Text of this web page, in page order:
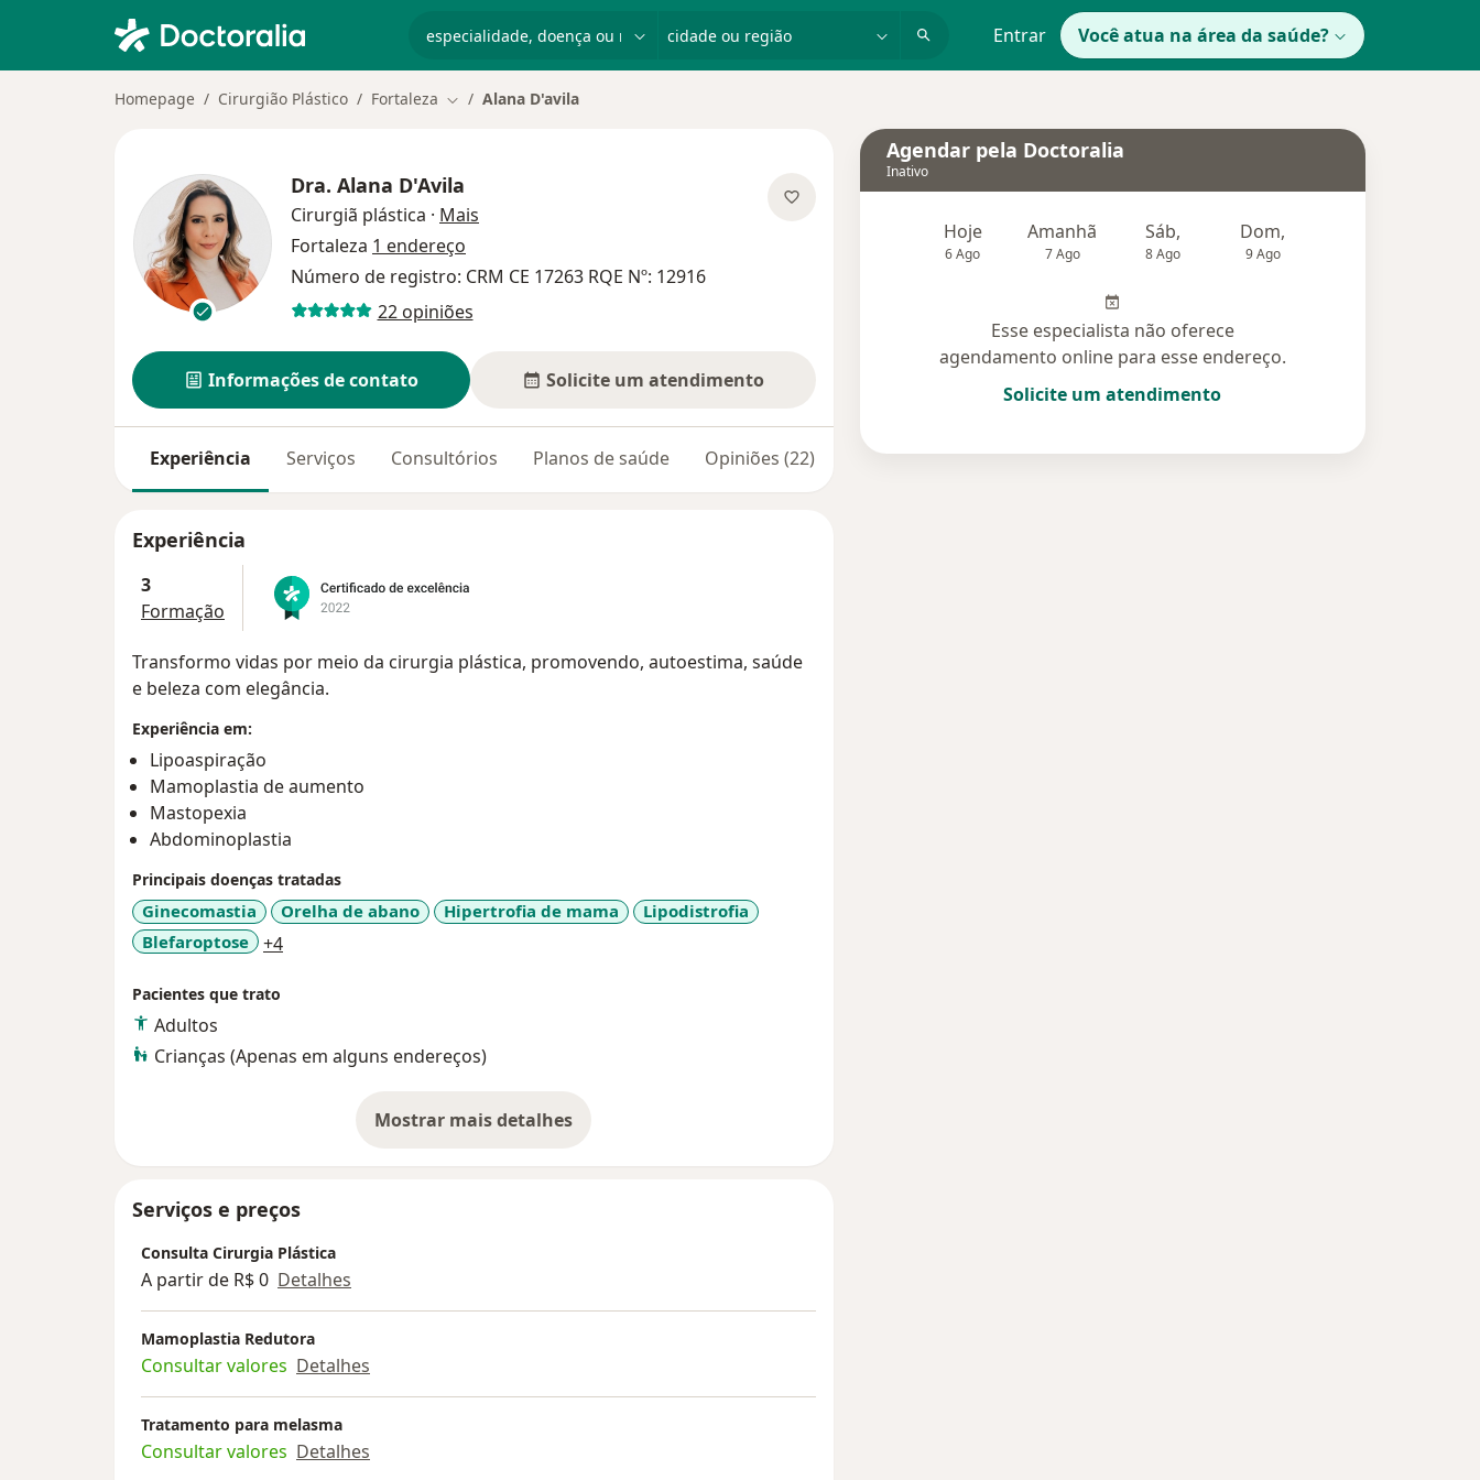
Entrar Você atua na área da saúde?
Homepage Cirurgião Plástico Fortaleza Mudar de cidade
Alana D'avila
Dra. Alana D'Avila
Cirurgiã plástica · Mais
Fortaleza 1 endereço
Número de registro: CRM CE 17263 RQE Nº: 12916
22 opiniões
Informações de contato Solicite um atendimento
Experiência Serviços Consultórios Planos de saúde Opiniões (22)
Experiência
3
Formação
Transformo vidas por meio da cirurgia plástica, promovendo, autoestima, saúde
e beleza com elegância.
Experiência em:
Lipoaspiração
Mamoplastia de aumento
Mastopexia
Abdominoplastia
Principais doenças tratadas
Ginecomastia Orelha de abano Hipertrofia de mama
Lipodistrofia
Blefaroptose
+4a11y_sr_more_diseases
Pacientes que trato
Adultos
Crianças (Apenas em alguns endereços)
Mostrar mais detalhes
sobre a experiência
Serviços e preços
Consulta Cirurgia Plástica
A partir de R$ 0 Detalhes
Mamoplastia Redutora
Consultar valores Detalhes
Tratamento para melasma
Consultar valores Detalhes
Agendar pela Doctoralia
Inativo
Hoje
6 Ago
Amanhã
7 Ago
Sáb,
8 Ago
Dom,
9 Ago
Esse especialista não oferece
agendamento online para esse endereço.
Solicite um atendimento